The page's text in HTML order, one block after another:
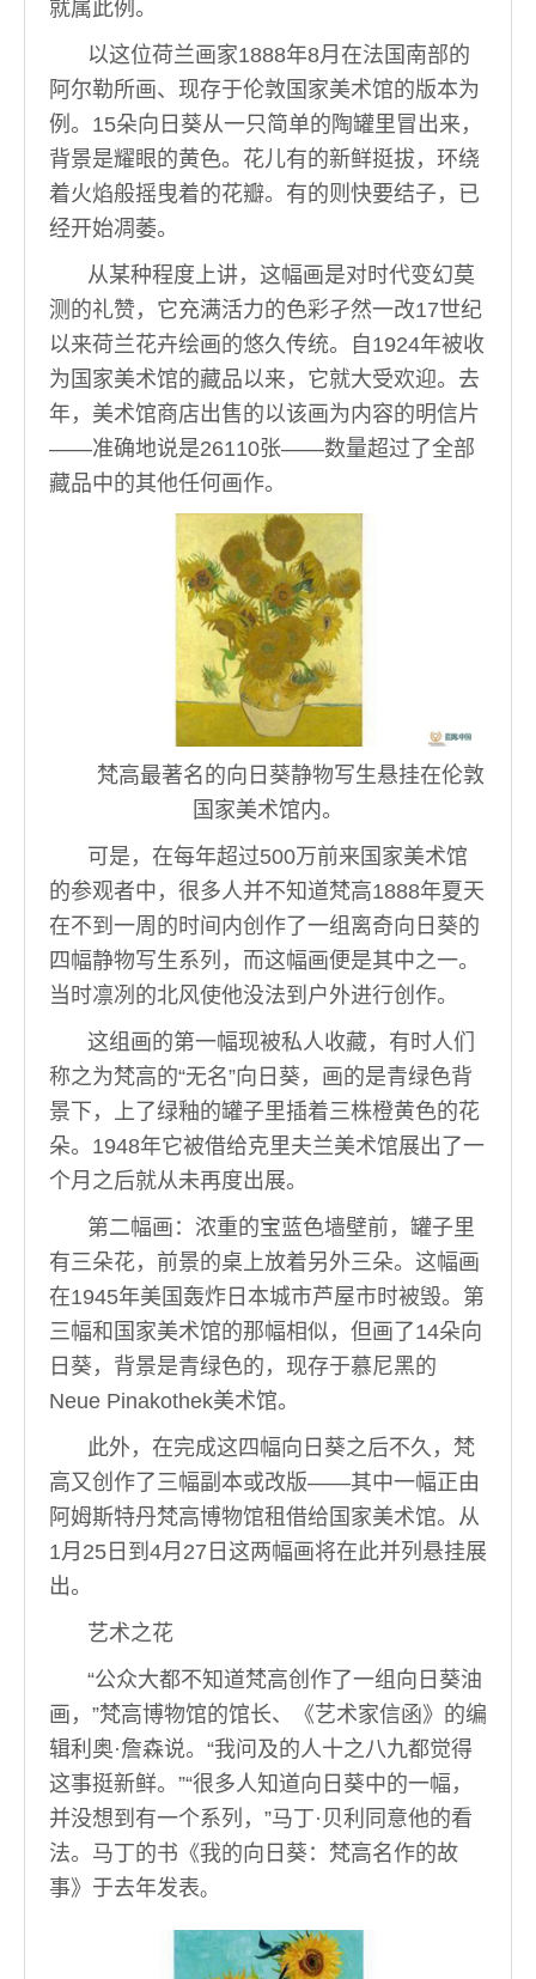
就属此例。
以这位荷兰画家1888年8月在法国南部的
阿尔勒所画、现存于伦敦国家美术馆的版本为
例。15朵向日葵从一只简单的陶罐里冒出来，
背景是耀眼的黄色。花儿有的新鲜挺拔，环绕
着火焰般摇曳着的花瓣。有的则快要结子，已
经开始凋萎。
从某种程度上讲，这幅画是对时代变幻莫
测的礼赞，它充满活力的色彩孑然一改17世纪
以来荷兰花卉绘画的悠久传统。自1924年被收
为国家美术馆的藏品以来，它就大受欢迎。去
年，美术馆商店出售的以该画为内容的明信片
——准确地说是26110张——数量超过了全部
藏品中的其他任何画作。
梵高最著名的向日葵静物写生悬挂在伦敦
国家美术馆内。
可是，在每年超过500万前来国家美术馆
的参观者中，很多人并不知道梵高1888年夏天
在不到一周的时间内创作了一组离奇向日葵的
四幅静物写生系列，而这幅画便是其中之一。
当时凛冽的北风使他没法到户外进行创作。
这组画的第一幅现被私人收藏，有时人们
称之为梵高的“无名”向日葵，画的是青绿色背
景下，上了绿釉的罐子里插着三株橙黄色的花
朵。1948年它被借给克里夫兰美术馆展出了一
个月之后就从未再度出展。
第二幅画：浓重的宝蓝色墙壁前，罐子里
有三朵花，前景的桌上放着另外三朵。这幅画
在1945年美国轰炸日本城市芦屋市时被毁。第
三幅和国家美术馆的那幅相似，但画了14朵向
日葵，背景是青绿色的，现存于慕尼黑的
Neue Pinakothek美术馆。
此外，在完成这四幅向日葵之后不久，梵
高又创作了三幅副本或改版——其中一幅正由
阿姆斯特丹梵高博物馆租借给国家美术馆。从
1月25日到4月27日这两幅画将在此并列悬挂展
出。
艺术之花
“公众大都不知道梵高创作了一组向日葵油
画，”梵高博物馆的馆长、《艺术家信函》的编
辑利奥·詹森说。“我问及的人十之八九都觉得
这事挺新鲜。”“很多人知道向日葵中的一幅，
并没想到有一个系列，”马丁·贝利同意他的看
法。马丁的书《我的向日葵：梵高名作的故
事》于去年发表。